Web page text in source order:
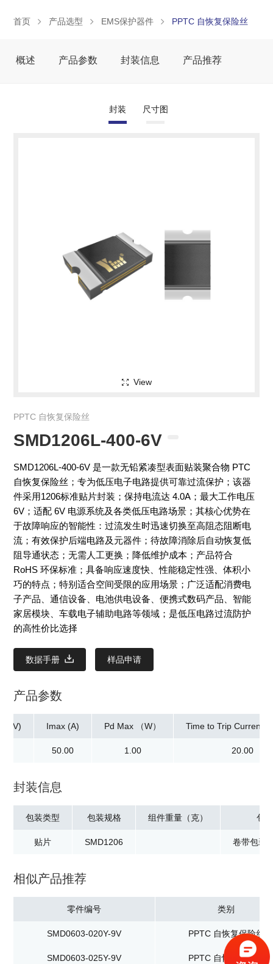
首页 产品选型 EMS保护器件 PPTC 自恢复保险丝
概述 产品参数 封装信息 产品推荐
封装 尺寸图
View
PPTC 自恢复保险丝
SMD1206L-400-6V
SMD1206L-400-6V 是一款无铅紧凑型表面贴装聚合物 PTC
自恢复保险丝；专为低压电子电路提供可靠过流保护；该器
件采用1206标准贴片封装；保持电流达 4.0A；最大工作电压
6V；适配 6V 电源系统及各类低压电路场景；其核心优势在
于故障响应的智能性：过流发生时迅速切换至高阻态阻断电
流；有效保护后端电路及元器件；待故障消除后自动恢复低
阻导通状态；无需人工更换；降低维护成本；产品符合
RoHS 环保标准；具备响应速度快、性能稳定性强、体积小
巧的特点；特别适合空间受限的应用场景；广泛适配消费电
子产品、通信设备、电池供电设备、便携式数码产品、智能
家居模块、车载电子辅助电路等领域；是低压电路过流防护
的高性价比选择
数据手册 样品申请
产品参数
Imax (A)
50.00
Pd Max （W）
1.00
Time to Trip
20.00
封装信息
包装类型
贴片
包装规格
SMD1206
组件重量（克） 包
卷带包装
相似产品推荐
零件编号 类别
SMD0603-020Y-9V PPTC 自恢复保险丝
SMD0603-025Y-9V PPTC 自恢复保险丝